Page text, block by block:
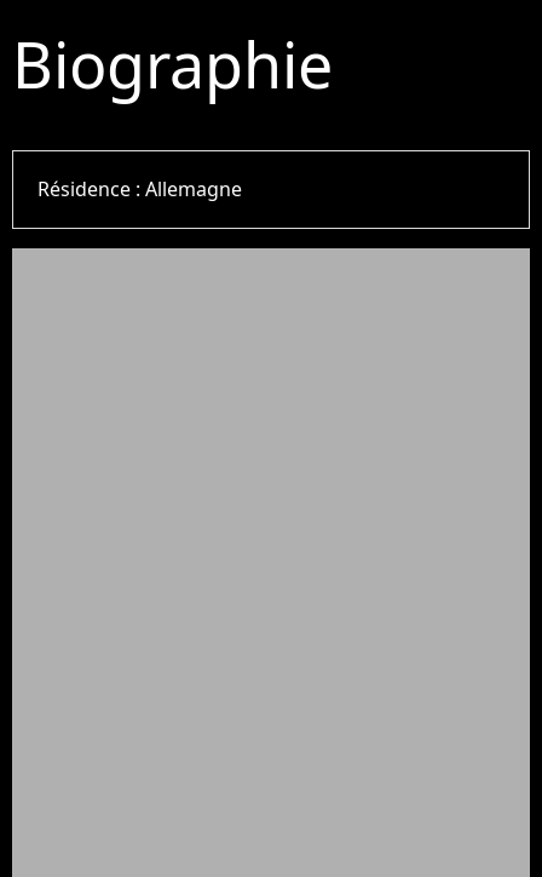
Biographie
Résidence :Allemagne